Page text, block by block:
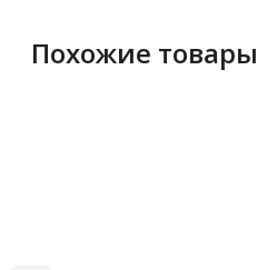
Похожие товары